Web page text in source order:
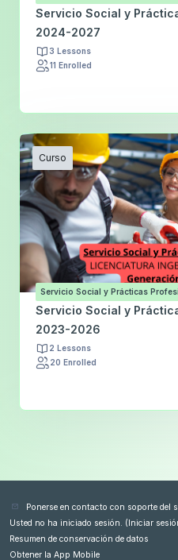
Servicio Social y
2024-2027
3 Lessons
11 Enrolled
Curso
Servicio Social y Prácticas
Servicio Social y
2023-2026
2 Lessons
20 Enrolled
Ponerse en contacto con soporte del
Usted no ha iniciado sesión. (Iniciar
Resumen de conservación de datos
Obtener la App Mobile